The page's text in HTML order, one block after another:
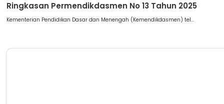
Ringkasan Permendikdasmen No 13 Tahun 2025
Kementerian Pendidikan Dasar dan Menengah (Kemendikdasmen) tel...